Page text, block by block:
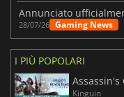
28/07/26 Gaming News
I PIÙ POPOLARI
Assassin's
Kinguin